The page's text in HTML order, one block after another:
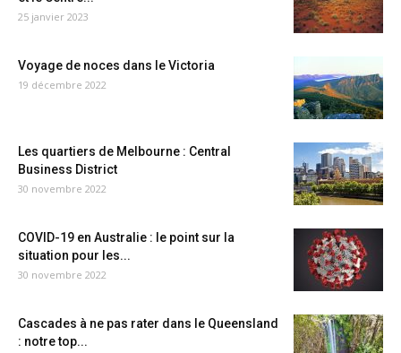
25 janvier 2023
Voyage de noces dans le Victoria
19 décembre 2022
Les quartiers de Melbourne : Central
Business District
30 novembre 2022
COVID-19 en Australie : le point sur la
situation pour les...
30 novembre 2022
Cascades à ne pas rater dans le Queensland
: notre top...